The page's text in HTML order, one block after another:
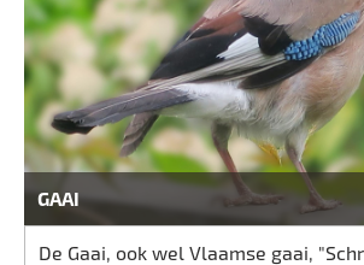
GAAI
De Gaai, ook wel Vlaamse gaai,